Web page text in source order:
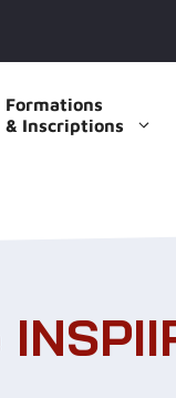
Formations
& Inscriptions